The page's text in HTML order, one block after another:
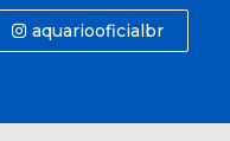
aquariooficialbr